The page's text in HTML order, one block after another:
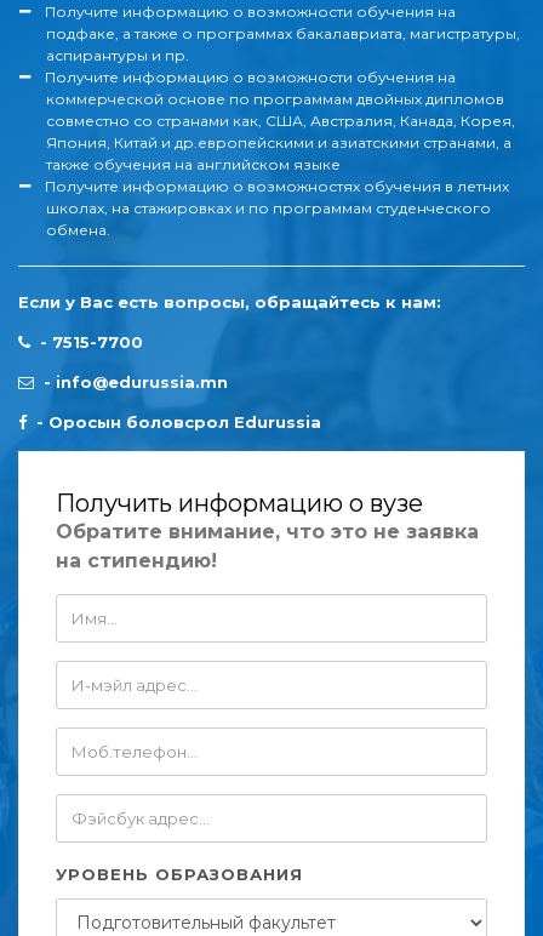
Получите информацию о возможности обучения на
подфаке, а также о программах бакалавриата, магистратуры,
аспирантуры и пр.
Получите информацию о возможности обучения на
коммерческой основе по программам двойных дипломов
совместно со странами как, США, Австралия, Канада, Корея,
Япония, Китай и др.европейскими и азиатскими странами, а
также обучения на английском языке
Получите информацию о возможностях обучения в летних
школах, на стажировках и по программам студенческого
обмена.
Если у Вас есть вопросы, обращайтесь к нам:
- 7515-7700
- info@edurussia.mn
- Оросын боловсрол Edurussia
Получить информацию о вузе
Обратите внимание, что это не заявка
на стипендию!
УРОВЕНЬ ОБРАЗОВАНИЯ